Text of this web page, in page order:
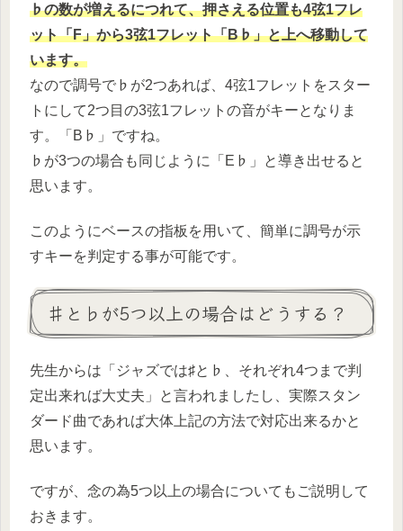
♭の数が増えるにつれて、押さえる位置も4弦1フレ
ット「F」から3弦1フレット「B♭」と上へ移動して
います。
なので調号で♭が2つあれば、4弦1フレットをスター
トにして2つ目の3弦1フレットの音がキーとなりま
す。「B♭」ですね。
♭が3つの場合も同じように「E♭」と導き出せると
思います。
このようにベースの指板を用いて、簡単に調号が示
すキーを判定する事が可能です。
♯と♭が5つ以上の場合はどうする？
先生からは「ジャズでは♯と♭、それぞれ4つまで判
定出来れば大丈夫」と言われましたし、実際スタン
ダード曲であれば大体上記の方法で対応出来るかと
思います。
ですが、念の為5つ以上の場合についてもご説明して
おきます。